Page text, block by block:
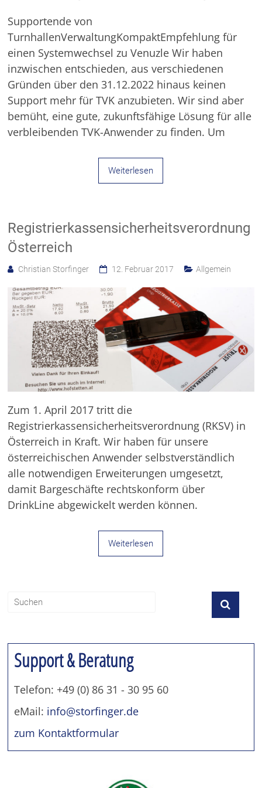
Supportende von
TurnhallenVerwaltungKompaktEmpfehlung für
einen Systemwechsel zu Venuzle Wir haben
inzwischen entschieden, aus verschiedenen
Gründen über den 31.12.2022 hinaus keinen
Support mehr für TVK anzubieten. Wir sind aber
bemüht, eine gute, zukunftsfähige Lösung für alle
verbleibenden TVK-Anwender zu finden. Um
Weiterlesen
Registrierkassensicherheitsverordnung
Österreich
Christian Storfinger 12. Februar 2017 Allgemein
Zum 1. April 2017 tritt die
Registrierkassensicherheitsverordnung (RKSV) in
Österreich in Kraft. Wir haben für unsere
österreichischen Anwender selbstverständlich
alle notwendigen Erweiterungen umgesetzt,
damit Bargeschäfte rechtskonform über
DrinkLine abgewickelt werden können.
Weiterlesen
Support & Beratung
Telefon: +49 (0) 86 31 - 30 95 60
eMail: info@storfinger.de
zum Kontaktformular